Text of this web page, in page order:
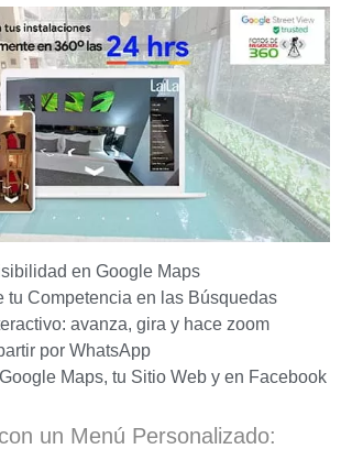
en Google Maps
tu Competencia en las Búsquedas
avanza, gira y hace zoom
por WhatsApp
Maps, tu Sitio Web y en Facebook
un Menú Personalizado: